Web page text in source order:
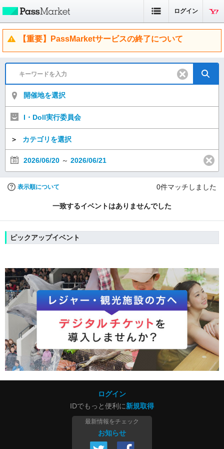
ログイン
【重要】PassMarketサービスの終了について
開催地を選択
I・Doll実行委員会
＞ カテゴリを選択
2026/06/20 ～ 2026/06/21
表示順について 0件マッチしました
一致するイベントはありませんでした
ピックアップイベント
ログイン
IDでもっと便利に新規取得
最新情報をチェック
お知らせ